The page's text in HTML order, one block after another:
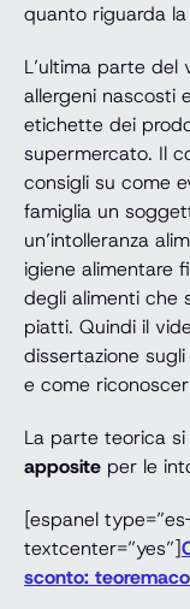
quanto riguarda
L’ultima parte del
allergeni nascosti
etichette dei
supermercato. Il
consigli su come
famiglia un
un’intolleranza
igiene alimentare
degli alimenti che
piatti. Quindi il
dissertazione
e come
La parte teorica
apposite per le
[espanel
textcenter=”yes”]
sconto: